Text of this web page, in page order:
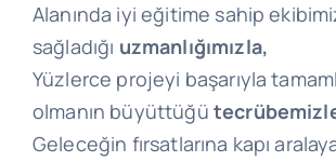
Alanında iyi eğitime sahip
sağladığı uzmanlığımızla,
Yüzlerce projeyi başarıyla
olmanın büyüttüğü
Geleceğin fırsatlarına kapı